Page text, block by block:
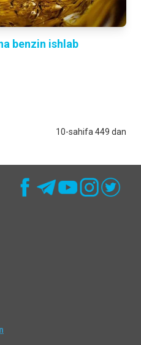
benzin ishlab
10-sahifa 449 dan